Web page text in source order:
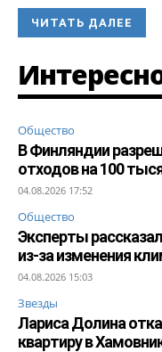
ЧИТАТЬ ДАЛЕЕ
Общество
В Финляндии
отходов на 100
04.08.2026 17:52
Общество
Эксперты
из-за изменения
04.08.2026 15:03
Звезды
Лариса Долина
квартиру в